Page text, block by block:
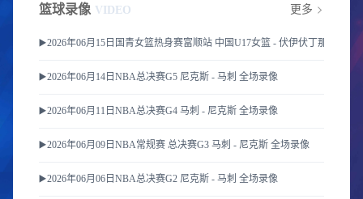
篮球录像 VIDEO 更多
▶️2026年06月15日国青女篮热身赛富顺站 中国U17女篮 - 伏伊伏丁那女篮 全
▶️2026年06月14日NBA总决赛G5 尼克斯 - 马刺 全场录像
▶️2026年06月11日NBA总决赛G4 马刺 - 尼克斯 全场录像
▶️2026年06月09日NBA常规赛 总决赛G3 马刺 - 尼克斯 全场录像
▶️2026年06月06日NBA总决赛G2 尼克斯 - 马刺 全场录像